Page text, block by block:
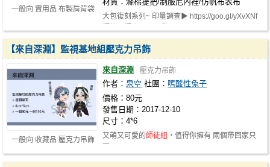
一般向 實用品 布製肩背袋
大包復刻系列~ 印量調查▶ https://goo.gl/yXvXNf
一般向 收藏品 壓克力吊飾
【來自深淵】監視基地組壓克力吊飾
來自深淵 壓克力吊飾
作者： 泉空 社團： 嗜酸性兔子
價格：80元
發售日期：2017-12-10
尺寸：4*6
又萌又可愛的師徒組 ，值得你擁有 兩個帶回家只